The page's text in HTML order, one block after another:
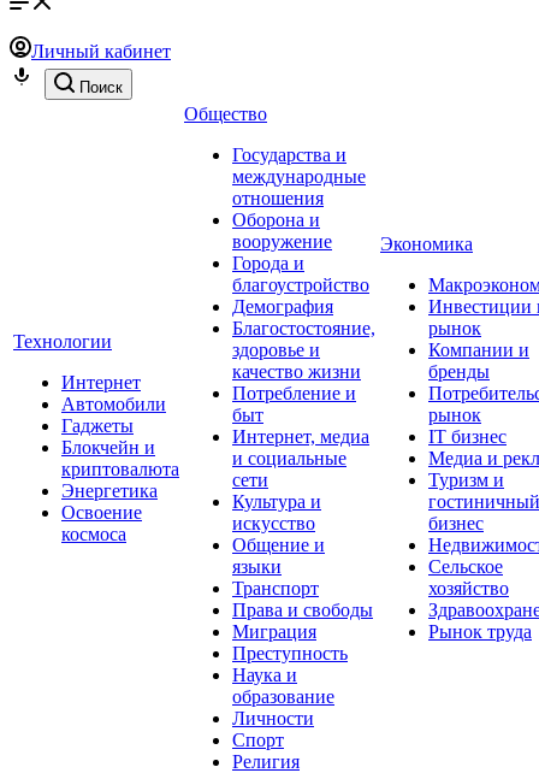
Личный кабинет
Поиск
Технологии
Интернет
Автомобили
Гаджеты
Блокчейн и
криптовалюта
Энергетика
Освоение
космоса
Общество
Государства и
международные
отношения
Оборона и
вооружение
Города и
благоустройство
Демография
Благостостояние,
здоровье и
качество жизни
Потребление и
быт
Интернет, медиа
и социальные
сети
Культура и
искусство
Общение и
языки
Транспорт
Права и свободы
Миграция
Преступность
Наука и
образование
Личности
Спорт
Религия
Экономика
Инвестиции
рынок
Компании и
бренды
рынок
IT бизнес
Медиа и
Туризм и
гостиничный
бизнес
Сельское
хозяйство
Рынок труда